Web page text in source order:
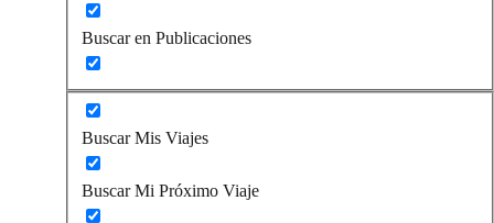
Buscar en Publicaciones
Buscar Mis Viajes
Buscar Mi Próximo Viaje